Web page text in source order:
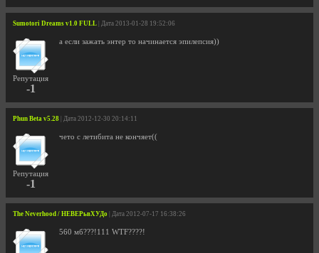
Sumotori Dreams v1.0 FULL | Дата 2013-01-28 19:52:06
Репутация
-1
а если зажать энтер то начинается эпилепсия))
Phun Beta v5.28 | Дата 2012-12-30 20:14:11
Репутация
-1
чето с летибита не кончяет((
The Neverhood / НЕВЕРьвХУДо | Дата 2012-07-17 16:38:26
560 мб???!111 WTF????!